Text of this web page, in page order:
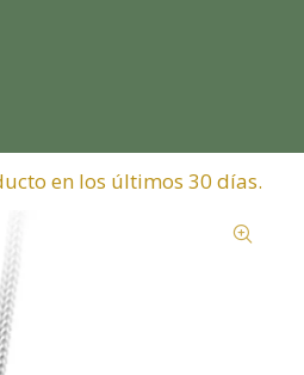
en los últimos 30 días.